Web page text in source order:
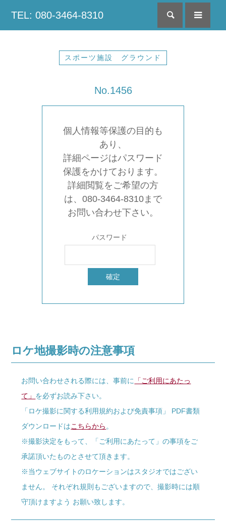
TEL: 080-3464-8310 検索
スポーツ施設 グラウンド
No.1456
個人情報等保護の目的も
あり、
詳細ページはパスワード
保護をかけております。
詳細閲覧をご希望の方
は、080-3464-8310まで
お問い合わせ下さい。
パスワード
ロケ地撮影時の注意事項
お問い合わせされる際には、事前に 「ご利用にあたっ
て」 を必ずお読み下さい。
「ロケ撮影に関する利用規約および免責事項」 PDF書類
ダウンロードはこちらから。
※撮影決定をもって、「ご利用にあたって」の事項をご
承諾頂いたものとさせて頂きます。
※当ウェブサイトのロケーションはスタジオではござい
ません。 それぞれ規則もございますので、撮影時には順
守頂けますよう お願い致します。